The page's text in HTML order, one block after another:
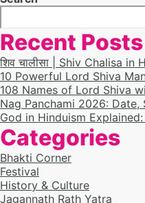
Recent Posts
शिव चालीसा | Shiv Chalisa
10 Powerful Lord Shiva
108 Names of Lord Shiva
Nag Panchami 2026:
God in Hinduism
Categories
Bhakti Corner
Festival
History & Culture
Jagannath Rath Yatra